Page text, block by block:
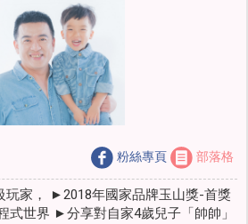
粉絲專頁 部落格
玩家， ►2018年國家品牌玉山獎-首獎
世界 ►分享對自家4歲兒子「帥帥」